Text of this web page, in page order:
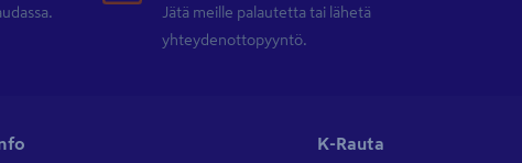
Jätä meille palautetta tai lähetä
yhteydenottopyyntö.
K-Rauta